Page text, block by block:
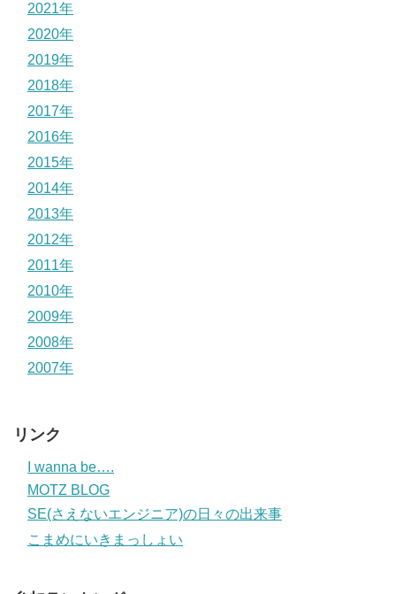
2021年
2020年
2019年
2018年
2017年
2016年
2015年
2014年
2013年
2012年
2011年
2010年
2009年
2008年
2007年
リンク
I wanna be….
MOTZ BLOG
SE(さえないエンジニア)の日々の出来事
こまめにいきまっしょい